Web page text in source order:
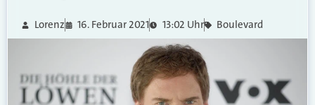
Lorenz 16. Februar 2021 13:02 Uhr Boulevard